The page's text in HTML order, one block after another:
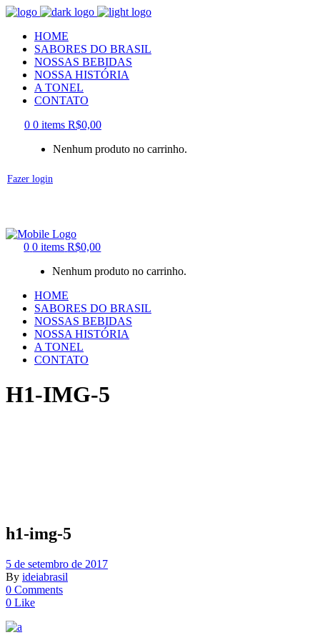
HOME
SABORES DO BRASIL
NOSSAS BEBIDAS
NOSSA HISTÓRIA
A TONEL
CONTATO
0 0 items R$0,00
Nenhum produto no carrinho.
Fazer login
0 0 items R$0,00
Nenhum produto no carrinho.
HOME
SABORES DO BRASIL
NOSSAS BEBIDAS
NOSSA HISTÓRIA
A TONEL
CONTATO
H1-IMG-5
h1-img-5
5 de setembro de 2017
By ideiabrasil
0 Comments
0 Like